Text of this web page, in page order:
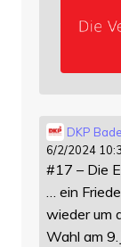
DKP
6/2/2024
#17 – Die
… ein
wieder um
Wahl am